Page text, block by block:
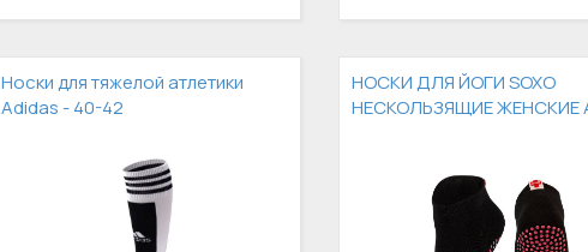
Носки для тяжелой атлетики
Adidas - 40-42
НОСКИ ДЛЯ ЙОГИ SOXO
НЕСКОЛЬЗЯЩИЕ ЖЕНСКИЕ